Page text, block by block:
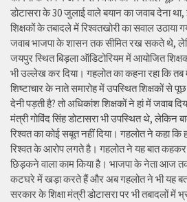
डोटासरा के 30 जुलाई वाले बयान का जवाब देना
शिक्षकों के तबादले में रिश्वतखोरी का सवाल उठाया
जवाब भाजपा के शासन तक सीमित रख सकते थे,
जयपुर स्थित बिड़ला ऑडिटोरियम में आयोजित
भी उल्लेख कर दिया। गहलोत का कहना रहा कि
शिष्टाचार के नाते समारोह में उपस्थित शिक्षकों से पूछ
देनी पड़ती है? तो अधिकांश शिक्षकों ने हां में जवाब
मंत्री गोविंद सिंह डोटासरा भी उपस्थित थे, लेकिन
रिश्वत का कोई सबूत नहीं दिया। गहलोत ने कहा
रिश्वत के आरोप लगते है। गहलोत ने यह बात
छिड़कने वाला काम किया है। भाजपा के नेता आज
कटघरे में खड़ा करते हैं और अब गहलोत ने भी यह बता
सरकार के शिक्षा मंत्री डोटासरा पर भी तबादलों